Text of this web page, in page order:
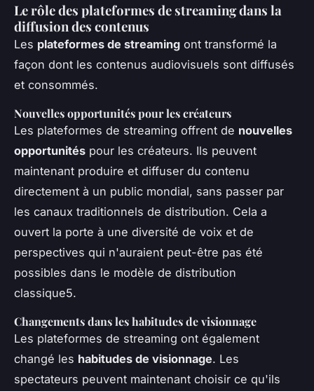
Le rôle des plateformes de streaming dans la
diffusion des contenus
Les plateformes de streaming ont transformé la
façon dont les contenus audiovisuels sont diffusés
et consommés.
Nouvelles opportunités pour les créateurs
Les plateformes de streaming offrent de nouvelles
opportunités pour les créateurs. Ils peuvent
maintenant produire et diffuser du contenu
directement à un public mondial, sans passer par
les canaux traditionnels de distribution. Cela a
ouvert la porte à une diversité de voix et de
perspectives qui n'auraient peut-être pas été
possibles dans le modèle de distribution
classique5.
Changements dans les habitudes de visionnage
Les plateformes de streaming ont également
changé les habitudes de visionnage. Les
spectateurs peuvent maintenant choisir ce qu'ils